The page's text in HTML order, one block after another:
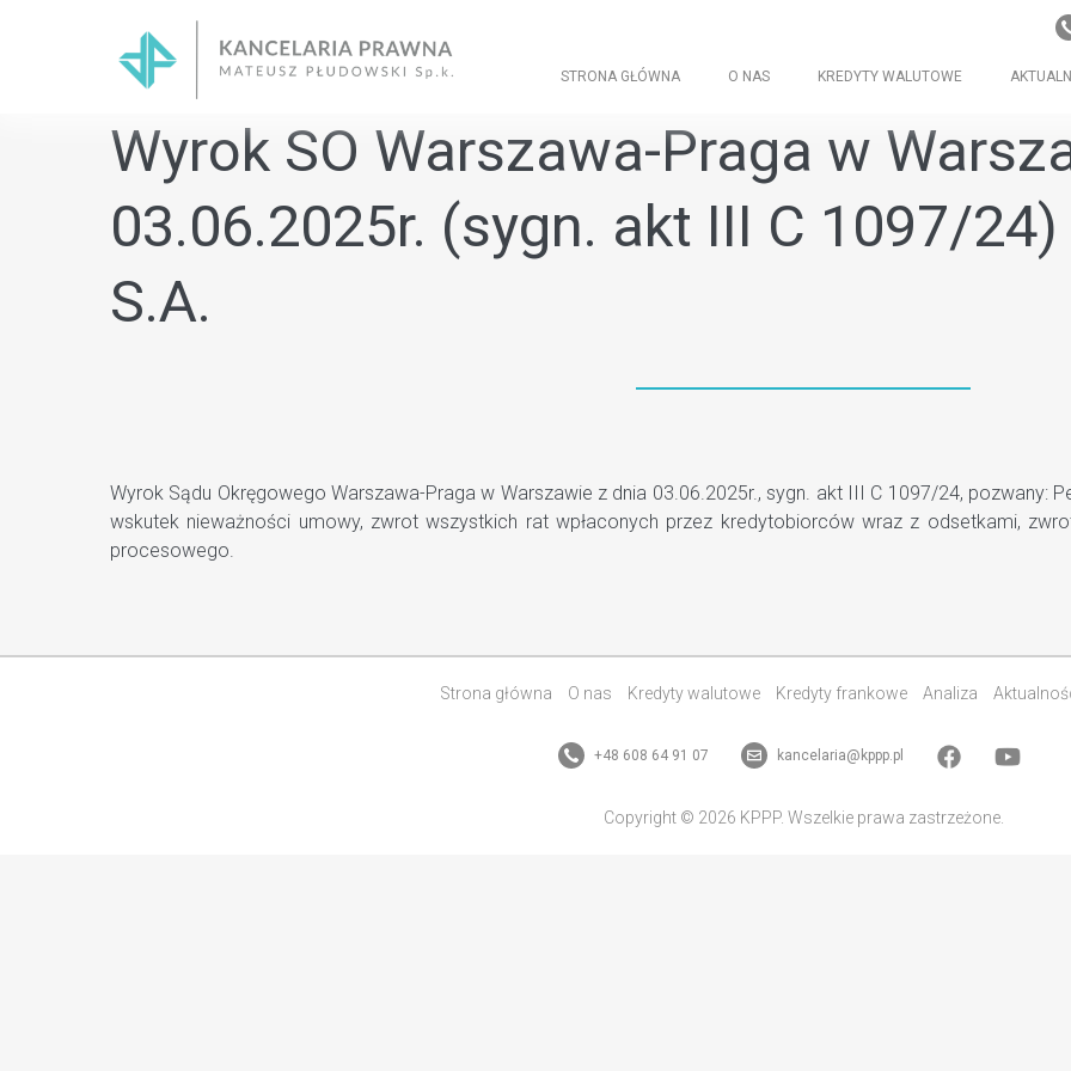
STRONA GŁÓWNA O NAS KREDYTY WALUTOWE
Wyrok SO Warszawa-Praga w
03.06.2025r. (sygn. akt III C 1097/
S.A.
Wyrok Sądu Okręgowego Warszawa-Praga w Warszawie z dnia 03.06.2025r., sygn. akt III C 1097/24, pozwany:
wskutek nieważności umowy, zwrot wszystkich rat wpłaconych przez kredytobiorców wraz z odsetkami,
procesowego.
Strona główna O nas Kredyty walutowe Kredyty frankowe Analiza
+48 608 64 91 07 kancelaria@kppp.pl
Copyright © 2026 KPPP. Wszelkie prawa zastrzeżone.